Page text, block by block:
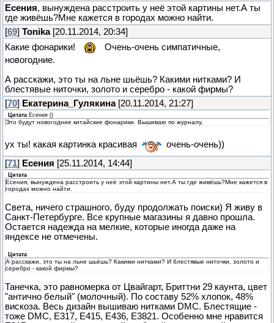
Есения, вынуждена расстроить у неё этой картины нет.А ты
где живёшь?Мне кажется в городах можно найти.
[69] Tonika[20.11.2014, 20:34]
Какие фонарики!
Очень-очень симпатичные,
новогодние.
А расскажи, это ты на льне шьёшь? Какими нитками? И
блестявые ниточки, золото и серебро - какой фирмы?
[70] Екатерина_Гулякина[20.11.2014, 21:27]
Цитата Есения ()
Это будут новогодние китайские фонарики. Вышиваю по журналу,
ух ты! какая картинка красивая
очень-очень))
[71] Есения [25.11.2014, 14:44]
Цитата
Есения, вынуждена расстроить у неё этой картины нет.А ты где живёшь?Мне кажется в
городах можно найти.
Света, ничего страшного, буду продолжать поиски) Я живу в
Санкт-Петербурге. Все крупные магазины я давно прошла.
Остается надежда на мелкие, которые иногда даже на
яндексе не отмечены.
Цитата
А расскажи, это ты на льне шьёшь? Какими нитками? И блестявые ниточки, золото и
серебро - какой фирмы?
Танечка, это равномерка от Цвайгарт, Бриттни 29 каунта, цвет
"антично белый" (молочный). По составу 52% хлопок, 48%
вискоза. Весь дизайн вышиваю нитками DMC. Блестящие -
тоже DMC, Е317, Е415, Е436, Е3821. Особенно мне нравится